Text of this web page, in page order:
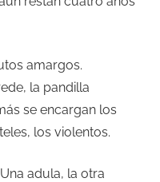
amargos.
la pandilla
se encargan los
los violentos.
adula, la otra